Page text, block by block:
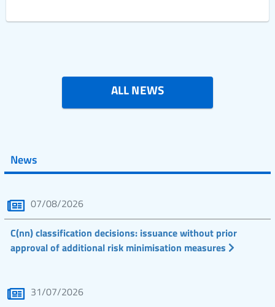
ALL NEWS
News
07/08/2026
C(nn) classification decisions: issuance without prior
approval of additional risk minimisation measures
31/07/2026